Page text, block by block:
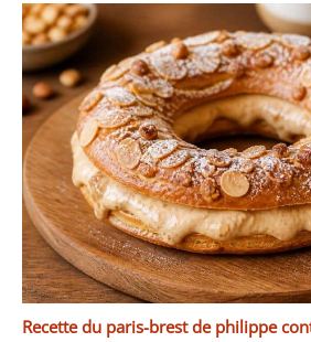
à l’emploi
Cadeau
Toutes
Légale:
et design
parfait
Convient
niques,
la garantie
conformité
Recette du paris-brest de philippe